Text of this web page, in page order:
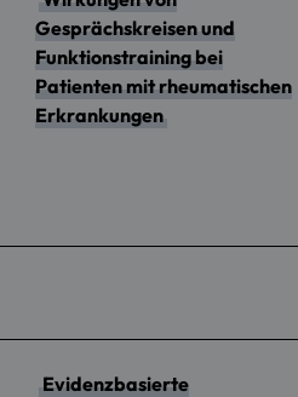
Gesprächskreisen und
Funktionstraining bei
Patienten mit rheumatischen
Erkrankungen
Evidenzbasierte